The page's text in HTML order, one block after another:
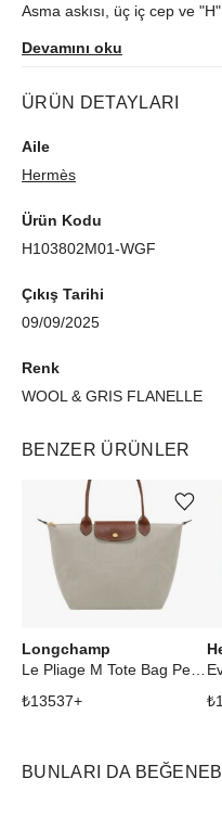
Asma askısı, üç iç cep ve
Devamını oku
ÜRÜN DETAYLARI
Aile
Hermès
Ürün Kodu
H103802M01-WGF
Çıkış Tarihi
09/09/2025
Renk
WOOL & GRIS FLANELLE
BENZER ÜRÜNLER
Longchamp
₺13537+
Ürünü istek listesine ekle veya listeden
₺
BUNLARI DA